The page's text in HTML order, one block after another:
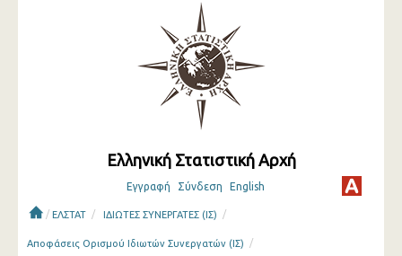
Ελληνική Στατιστική Αρχή
Εγγραφή Σύνδεση English
/ ΕΛΣΤΑΤ / ΙΔΙΩΤΕΣ ΣΥΝΕΡΓΑΤΕΣ (ΙΣ) /
Αποφάσεις Ορισμού Ιδιωτών Συνεργατών (ΙΣ) /